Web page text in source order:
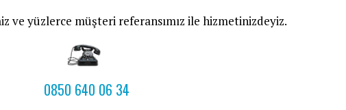
ve yüzlerce müşteri referansımız ile hizmetinizdeyiz.
0850 640 06 34